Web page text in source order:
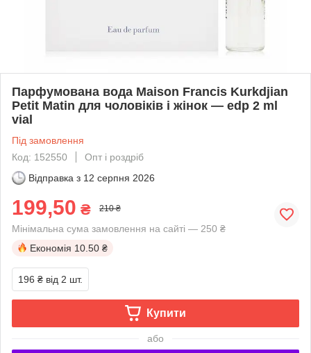
Парфумована вода Maison Francis Kurkdjian
Petit Matin для чоловіків і жінок — edp 2 ml
vial
Під замовлення
Код: 152550
Опт і роздріб
Відправка з 12 серпня 2026
199,50 ₴ 210 ₴
Мінімальна сума замовлення на сайті — 250 ₴
Економія 10.50 ₴
196 ₴ від 2 шт.
Купити
або